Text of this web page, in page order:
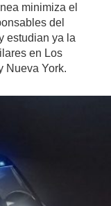
minimiza el
del
estudian ya la
en Los
Nueva York.